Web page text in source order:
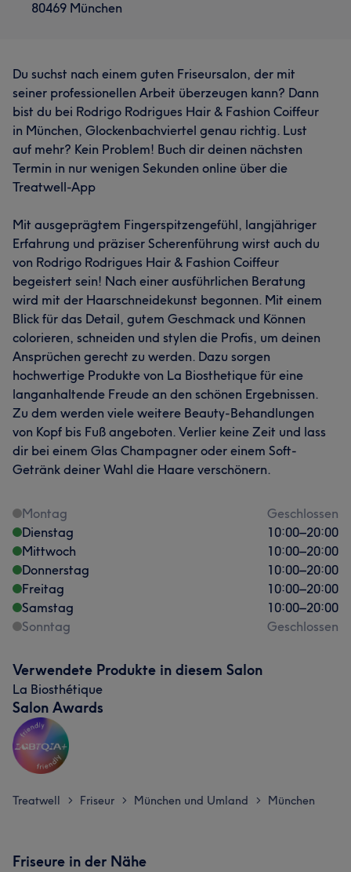
80469 München
Du suchst nach einem guten Friseursalon, der mit
seiner professionellen Arbeit überzeugen kann? Dann
bist du bei Rodrigo Rodrigues Hair & Fashion Coiffeur
in München, Glockenbachviertel genau richtig. Lust
auf mehr? Kein Problem! Buch dir deinen nächsten
Termin in nur wenigen Sekunden online über die
Treatwell-App
Mit ausgeprägtem Fingerspitzengefühl, langjähriger
Erfahrung und präziser Scherenführung wirst auch du
von Rodrigo Rodrigues Hair & Fashion Coiffeur
begeistert sein! Nach einer ausführlichen Beratung
wird mit der Haarschneidekunst begonnen. Mit einem
Blick für das Detail, gutem Geschmack und Können
colorieren, schneiden und stylen die Profis, um deinen
Ansprüchen gerecht zu werden. Dazu sorgen
hochwertige Produkte von La Biosthetique für eine
langanhaltende Freude an den schönen Ergebnissen.
Zu dem werden viele weitere Beauty-Behandlungen
von Kopf bis Fuß angeboten. Verlier keine Zeit und lass
dir bei einem Glas Champagner oder einem Soft-
Getränk deiner Wahl die Haare verschönern.
Montag
Geschlossen
Dienstag
10:00–20:00
Mittwoch
10:00–20:00
Donnerstag
10:00–20:00
Freitag
10:00–20:00
Samstag
10:00–20:00
Sonntag
Geschlossen
Verwendete Produkte in diesem Salon
La Biosthétique
Salon Awards
Treatwell > Friseur > München und Umland > München
Friseure in der Nähe